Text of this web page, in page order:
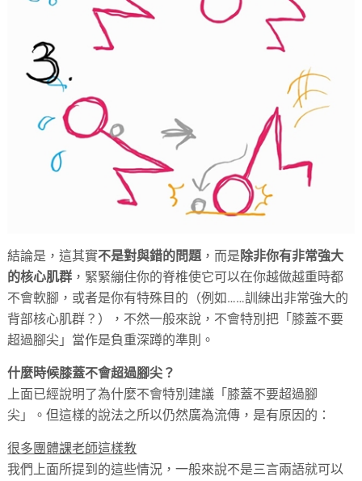
結論是，這其實不是對與錯的問題，而是 除非你有非常強大
的核心肌群 ，緊緊繃住你的脊椎使它可以在你越做越重時都
不會軟腳，或者是你有特殊目的（例如……訓練出非常強大的
背部核心肌群？），不然一般來說，不會特別把「膝蓋不要
超過腳尖」當作是負重深蹲的準則。
什麼時候膝蓋不會超過腳尖？
上面已經說明了為什麼不會特別建議「膝蓋不要超過腳
尖」。但這樣的說法之所以仍然廣為流傳，是有原因的：
很多團體課老師這樣教
我們上面所提到的這些情況，一般來說不是三言兩語就可以